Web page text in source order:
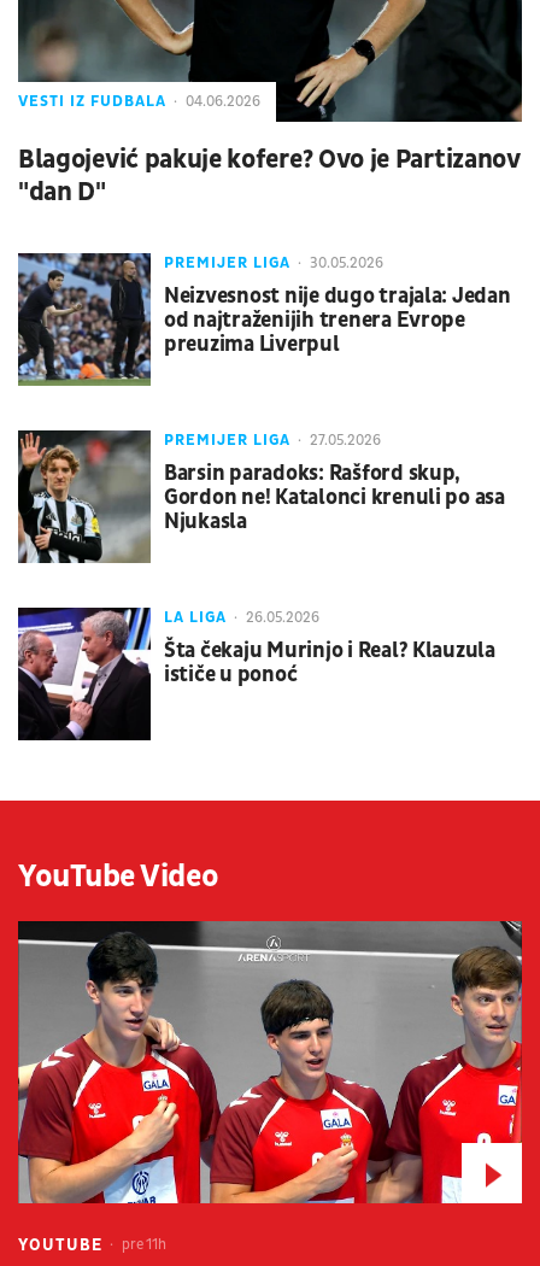
VESTI IZ FUDBALA 04.06.2026
Blagojević pakuje kofere? Ovo je Partizanov
"dan D"
PREMIJER LIGA 30.05.2026
Neizvesnost nije dugo trajala: Jedan
od najtraženijih trenera Evrope
preuzima Liverpul
PREMIJER LIGA 27.05.2026
Barsin paradoks: Rašford skup,
Gordon ne! Katalonci krenuli po asa
Njukasla
LA LIGA 26.05.2026
Šta čekaju Murinjo i Real? Klauzula
ističe u ponoć
YouTube Video
YOUTUBE pre 11h